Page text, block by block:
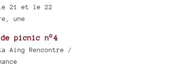
21 et le 22
une
picnic n°4
Aing Rencontre /